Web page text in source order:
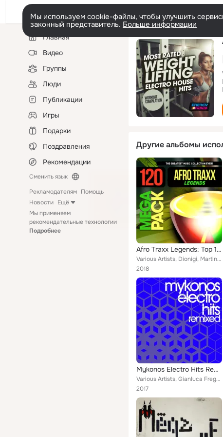
Мы используем cookie-файлы, чтобы улучшить
законный представитель. Больше информации
Левая
колонкаГлавная
Видео
Группы
Люди
Публикации
Игры
Подарки
Поздравления
Рекомендации
Сменить язык
Рекламодателям Помощь
Новости Ещё
Мы применяем
рекомендательные технологии
Подробнее
Другие альбомы
Afro Traxx Legends: Top 120 Mega Pack Hits
Various Artists, Dionigi, Martinelli, Max Lee, Dj Pentium, Barabba, Planet Drum, J.t. Project, Afroblakers, Southern Company, Dr...
2018
Mykonos Electro Hits Remixed
Various Artists, Gianluca Fregonese, Jessie Diamond DJ, Dual Shock, Powerizer, Ramon Ramonito, Garragee, Elektromafia, The L Bit...
2017